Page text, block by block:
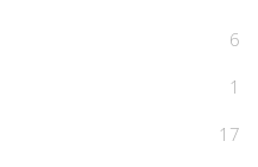
6
1
17